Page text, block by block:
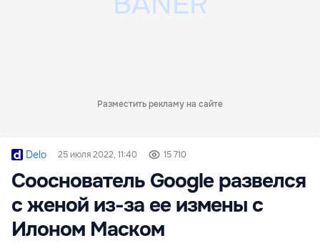
Разместить рекламу на сайте
Delo 25 июля 2022, 11:40 15 710
Сооснователь Google развелся
с женой из-за ее измены с
Илоном Маском